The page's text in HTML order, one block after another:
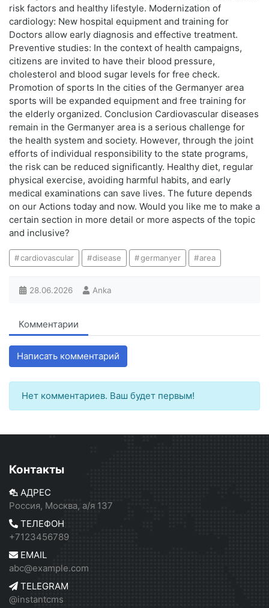
risk factors and healthy lifestyle. Modernization of
cardiology: New hospital equipment and training for
Doctors allow early diagnosis and effective treatment.
Preventive studies: In the context of health campaigns,
citizens are invited to have their blood pressure,
cholesterol and blood sugar levels for free check.
Promotion of sports In the cities of the Germanyer area
sports will be expanded equipment and free training for
the elderly organized. Conclusion Cardiovascular diseases
remain in the Germanyer area is a serious challenge for
the health system and society. However, through the joint
efforts of individual responsibility to the state programs,
the risk can be reduced significantly. Healthy diet, regular
physical exercise, avoiding harmful habits, and early
medical examinations can save lives. The future depends
on our Actions today and now. Would you like me to make a
certain section in more detail or more aspects of the topic
and inclusive?
cardiovascular disease germanyer area
28.06.2026 Anka
Комментарии
Написать комментарий
Нет комментариев. Ваш будет первым!
Контакты
АДРЕС
Россия, Москва, а/я 137
ТЕЛЕФОН
+7123456789
EMAIL
abc@example.com
TELEGRAM
@instantcms